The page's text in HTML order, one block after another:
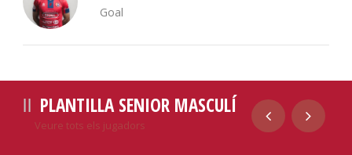
Goal
PLANTILLA SENIOR MASCULÍ
Veure tots els jugadors